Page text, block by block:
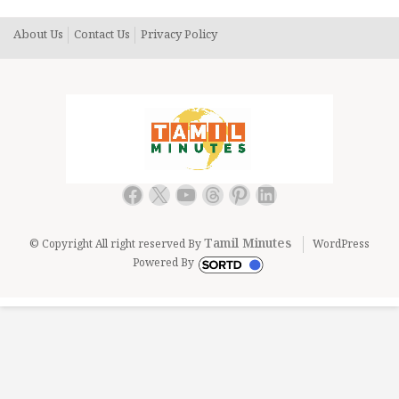
About Us Contact Us Privacy Policy
Facebook
X YouTube
Threads
Pinterest
LinkedIn
© Copyright All right reserved ByTamil Minutes
WordPress
Powered By